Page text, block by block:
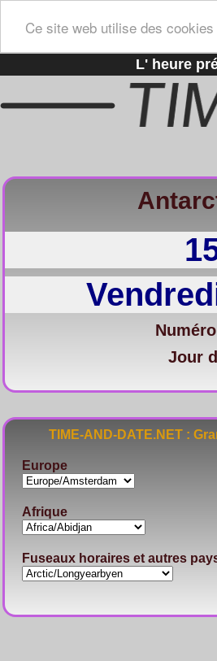
Ce site web utilise des
L' heure
Jour
TIME-AND-DATE.NET :
Europe
Afrique
Fuseaux horaires et autres